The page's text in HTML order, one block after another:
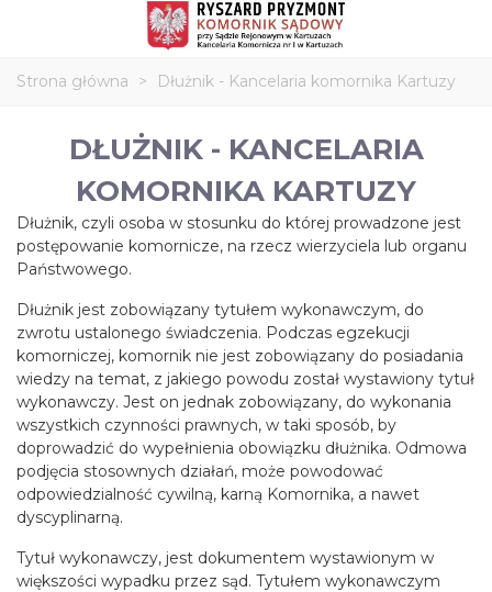
Strona główna > Dłużnik - Kancelaria komornika Kartuzy
DŁUŻNIK - KANCELARIA
KOMORNIKA KARTUZY
Dłużnik, czyli osoba w stosunku do której prowadzone jest
postępowanie komornicze, na rzecz wierzyciela lub organu
Państwowego.
Dłużnik jest zobowiązany tytułem wykonawczym, do
zwrotu ustalonego świadczenia. Podczas egzekucji
komorniczej, komornik nie jest zobowiązany do posiadania
wiedzy na temat, z jakiego powodu został wystawiony tytuł
wykonawczy. Jest on jednak zobowiązany, do wykonania
wszystkich czynności prawnych, w taki sposób, by
doprowadzić do wypełnienia obowiązku dłużnika. Odmowa
podjęcia stosownych działań, może powodować
odpowiedzialność cywilną, karną Komornika, a nawet
dyscyplinarną.
Tytuł wykonawczy, jest dokumentem wystawionym w
większości wypadku przez sąd. Tytułem wykonawczym